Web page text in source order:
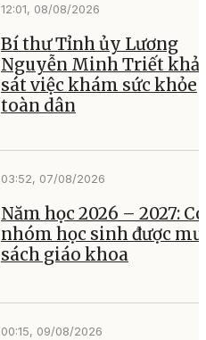
12:01, 08/08/2026
Bí thư Tỉnh ủy Lương
Nguyễn Minh Triết
sát việc khám sức khỏe
toàn dân
03:52, 07/08/2026
Năm học 2026 – 2027:
nhóm học sinh được
sách giáo khoa
00:15, 09/08/2026